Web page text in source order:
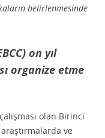
belirlenmesinde
on yıl
organize etme
olan Birinci
araştırmalarda ve